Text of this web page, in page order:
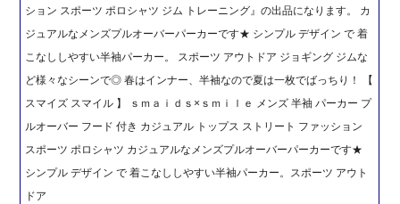
ション スポーツ ポロシャツ ジム トレーニング』の出品になります。 カ
ジュアルなメンズプルオーバーパーカーです★ シンプル デザイン で 着
こなししやすい半袖パーカー。 スポーツ アウトドア ジョギング ジムな
ど様々なシーンで◎ 春はインナー、半袖なので夏は一枚でばっちり！ 【
スマイズ スマイル 】 ｓｍａｉｄｓ×ｓｍｉｌｅ メンズ 半袖 パーカー プ
ルオーバー フード 付き カジュアル トップス ストリート ファッション
スポーツ ポロシャツ カジュアルなメンズプルオーバーパーカーです★
シンプル デザイン で 着こなししやすい半袖パーカー。スポーツ アウト
ドア